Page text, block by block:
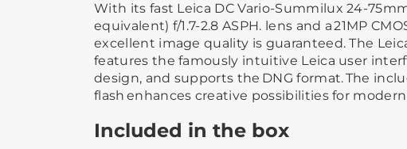
With its fast Leica DC Vario-Summilux 24-
equivalent) f/1.7-2.8 ASPH. lens and a 21MP
excellent image quality is guaranteed. The
features the famously intuitive Leica user
design, and supports the DNG format. The
flash enhances creative possibilities for
Included in the box